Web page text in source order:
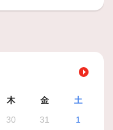
木 金
土
30 31
1